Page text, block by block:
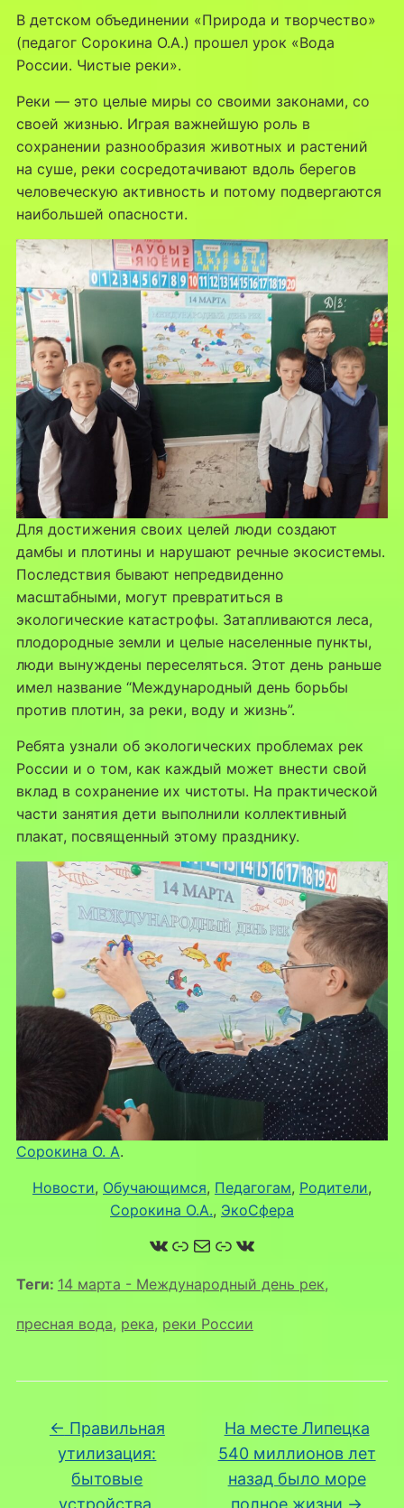
В детском объединении «Природа и творчество»
(педагог Сорокина О.А.) прошел урок «Вода
России. Чистые реки».
Реки — это целые миры со своими законами, со
своей жизнью. Играя важнейшую роль в
сохранении разнообразия животных и растений
на суше, реки сосредотачивают вдоль берегов
человеческую активность и потому подвергаются
наибольшей опасности.
Для достижения своих целей люди создают
дамбы и плотины и нарушают речные экосистемы.
Последствия бывают непредвиденно
масштабными, могут превратиться в
экологические катастрофы. Затапливаются леса,
плодородные земли и целые населенные пункты,
люди вынуждены переселяться. Этот день раньше
имел название “Международный день борьбы
против плотин, за реки, воду и жизнь”.
Ребята узнали об экологических проблемах рек
России и о том, как каждый может внести свой
вклад в сохранение их чистоты. На практической
части занятия дети выполнили коллективный
плакат, посвященный этому празднику.
Сорокина О. А.
Новости, Обучающимся, Педагогам, Родители,
Сорокина О.А., ЭкоСфера
ВКонтакте
Ссылка
Почта
Ссылка
ВКонтакте
Теги: 14 марта - Международный день рек,
пресная вода, река, реки России
← Правильная
утилизация:
бытовые
устройства,
На месте Липецка
540 миллионов лет
назад было море
полное жизни →